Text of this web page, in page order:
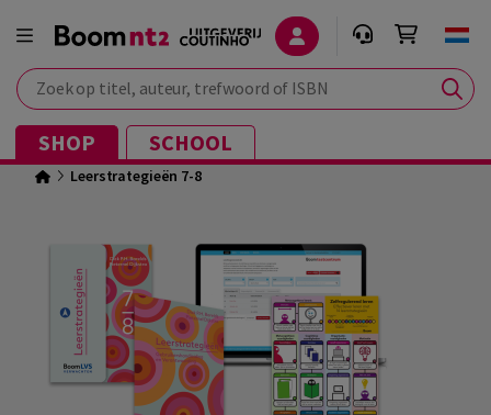
Zoek op titel, auteur, trefwoord of ISBN
SHOP SCHOOL
Leerstrategieën 7-8